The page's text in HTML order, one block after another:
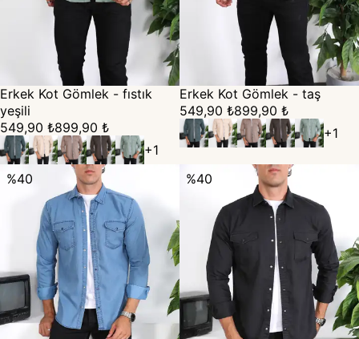
Erkek Kot Gömlek - fıstık
yeşili
549,90 ₺899,90 ₺
+1
Erkek Kot Gömlek - taş
549,90 ₺899,90 ₺
+1
%40 %40